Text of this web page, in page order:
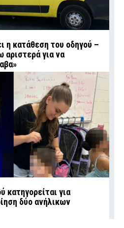
η κατάθεση του οδηγού –
αριστερά για να
για
δύο ανήλικων